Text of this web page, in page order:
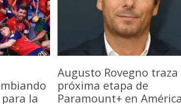
la
Augusto Rovegno traza
próxima etapa de
Paramount+ en